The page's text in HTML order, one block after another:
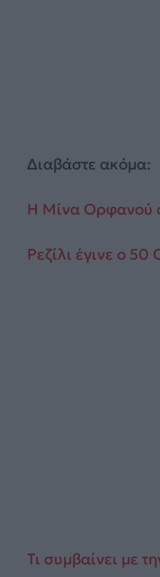
Διαβάστε ακόμα:
Η Μίνα Ορφανού
Ρεζίλι έγινε ο
Τι συμβαίνει με